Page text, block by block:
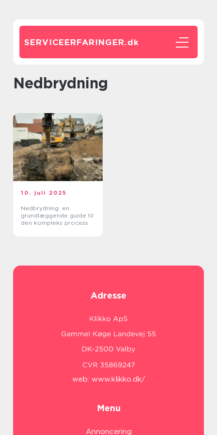
SERVICEERFARINGER.dk
Nedbrydning
10. juli 2025
Nedbrydning: en
grundlæggende guide til
den kompleks process
Adresse
web: www.klikko.dk/
Menu
Annoncering